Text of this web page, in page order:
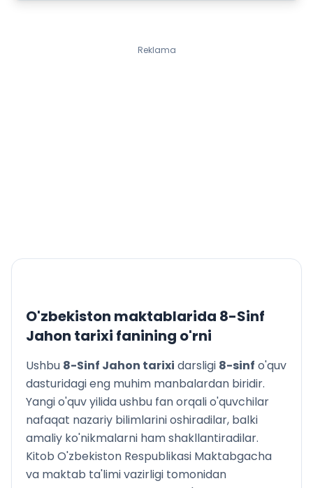
MAMLAKATLARI
28-mavzu: 1800–1870-yillarda Yaponiya
29-mavzu: 1800–1870-yillarda Koreya
30-mavzu: 1800–1870-yillarda Usmoniylar imperiyasi
31-mavzu: 1800–1870-yillarda Eron va Afg‘oniston
32-mavzu: 1800–1870-yillarda Afrika xalqlari
Xulosa
Reklama
O'zbekiston maktablarida 8-Sinf
Jahon tarixi fanining o'rni
Ushbu 8-Sinf Jahon tarixi darsligi 8-sinf o'quv
dasturidagi eng muhim manbalardan biridir.
Yangi o'quv yilida ushbu fan orqali o'quvchilar
nafaqat nazariy bilimlarini oshiradilar, balki
amaliy ko'nikmalarni ham shakllantiradilar.
Kitob O'zbekiston Respublikasi Maktabgacha
va maktab ta'limi vazirligi tomonidan